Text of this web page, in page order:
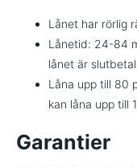
Lånet har rörlig
Lånetid: 24-84
lånet är
Låna upp till 80
kan låna upp till
Garantier